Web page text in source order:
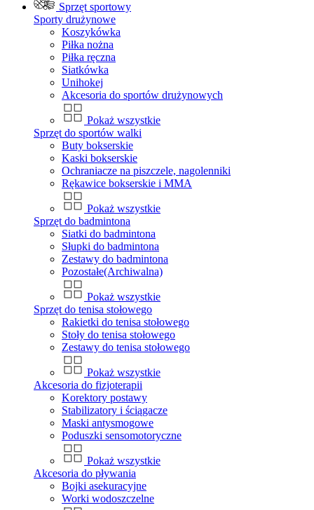
Sprzęt sportowy
Sporty drużynowe
Koszykówka
Piłka nożna
Piłka ręczna
Siatkówka
Unihokej
Akcesoria do sportów drużynowych
Pokaż wszystkie
Sprzęt do sportów walki
Buty bokserskie
Kaski bokserskie
Ochraniacze na piszczele, nagolenniki
Rękawice bokserskie i MMA
Pokaż wszystkie
Sprzęt do badmintona
Siatki do badmintona
Słupki do badmintona
Zestawy do badmintona
Pozostałe(Archiwalna)
Pokaż wszystkie
Sprzęt do tenisa stołowego
Rakietki do tenisa stołowego
Stoły do tenisa stołowego
Zestawy do tenisa stołowego
Pokaż wszystkie
Akcesoria do fizjoterapii
Korektory postawy
Stabilizatory i ściągacze
Maski antysmogowe
Poduszki sensomotoryczne
Pokaż wszystkie
Akcesoria do pływania
Bojki asekuracyjne
Worki wodoszczelne